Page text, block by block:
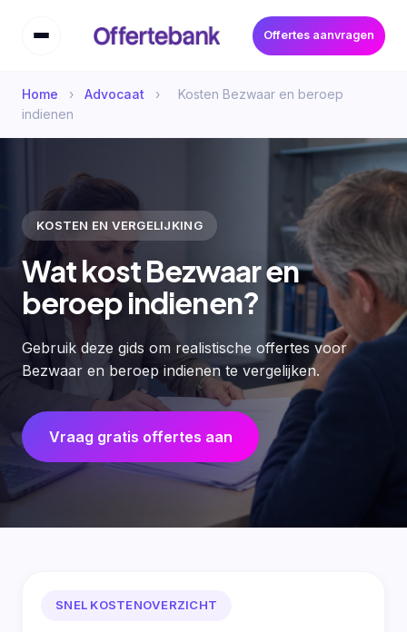
Offertes aanvragen
Home › Advocaat ›
Kosten Bezwaar en beroep
indienen
KOSTEN EN VERGELIJKING
Wat kost Bezwaar en
beroep indienen?
Gebruik deze gids om realistische offertes voor
Bezwaar en beroep indienen te vergelijken.
Vraag gratis offertes aan
SNEL KOSTENOVERZICHT